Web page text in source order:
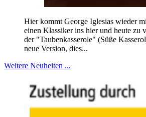
Hier kommt George Iglesias wieder
einen Klassiker ins hier und heute zu
der "Taubenkasserole" (Süße
neue Version, dies...
Weitere Neuheiten ...